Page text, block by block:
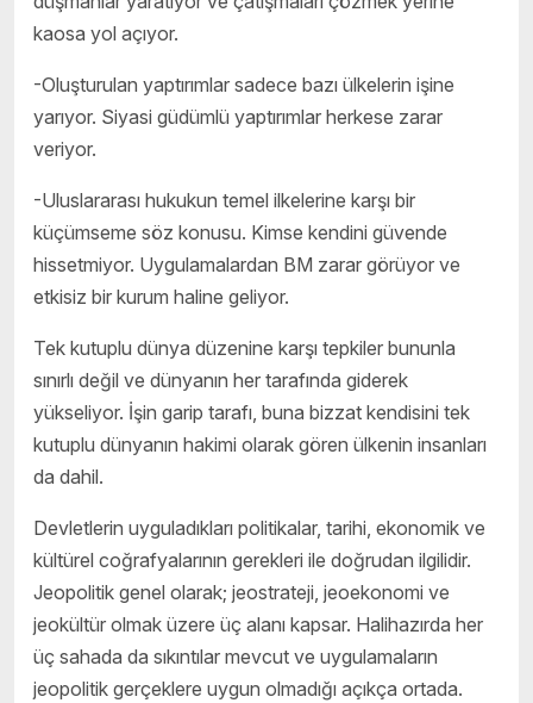
kaosa yol açıyor.
-Oluşturulan yaptırımlar sadece bazı ülkelerin işine
yarıyor. Siyasi güdümlü yaptırımlar herkese zarar
veriyor.
-Uluslararası hukukun temel ilkelerine karşı bir
küçümseme söz konusu. Kimse kendini güvende
hissetmiyor. Uygulamalardan BM zarar görüyor ve
etkisiz bir kurum haline geliyor.
Tek kutuplu dünya düzenine karşı tepkiler bununla
sınırlı değil ve dünyanın her tarafında giderek
yükseliyor. İşin garip tarafı, buna bizzat kendisini tek
kutuplu dünyanın hakimi olarak gören ülkenin insanları
da dahil.
Devletlerin uyguladıkları politikalar, tarihi, ekonomik ve
kültürel coğrafyalarının gerekleri ile doğrudan ilgilidir.
Jeopolitik genel olarak; jeostrateji, jeoekonomi ve
jeokültür olmak üzere üç alanı kapsar. Halihazırda her
üç sahada da sıkıntılar mevcut ve uygulamaların
jeopolitik gerçeklere uygun olmadığı açıkça ortada.